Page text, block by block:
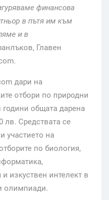
финансова
в пътя им към
и в
Главен
дари на
отбори по природни
години общата дарена
лв. Средствата се
участието на
по биология,
изкуствен интелект в
олимпиади.